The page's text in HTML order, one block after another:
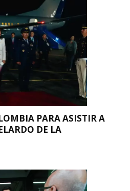
PARA ASISTIR A
DE LA